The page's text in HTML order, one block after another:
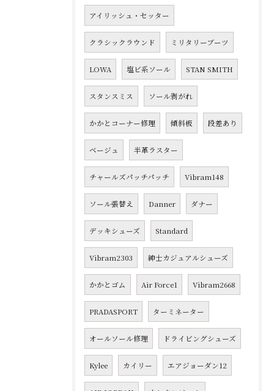
アイリッシュ・セッター
クラシックラウンド ミリタリーブーツ
LOWA 塩ビ系ソール STAN SMITH
スタンスミス ソール剥がれ
かかとコーナー修理 傾斜板 段差あり
ベージュ 半革ラスター
チャールズパッチパッチ Vibram148
ソール張替え Danner ダナー
デッキシューズ Standard
Vibram2303 紳士カジュアルシューズ
かかとゴム Air Force1 Vibram2668
PRADASPORT ターミネーター
オールソール修理 ドライビングシューズ
Kylee カイリー エアジョーダン12